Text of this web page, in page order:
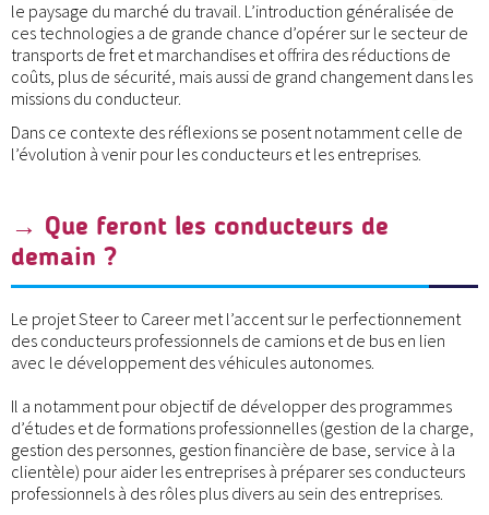
le paysage du marché du travail. L’introduction généralisée de
ces technologies a de grande chance d’opérer sur le secteur de
transports de fret et marchandises et offrira des réductions de
coûts, plus de sécurité, mais aussi de grand changement dans les
missions du conducteur.
Dans ce contexte des réflexions se posent notamment celle de
l’évolution à venir pour les conducteurs et les entreprises.
→ Que feront les conducteurs de
demain ?
Le projet Steer to Career met l’accent sur le perfectionnement
des conducteurs professionnels de camions et de bus en lien
avec le développement des véhicules autonomes.
Il a notamment pour objectif de développer des programmes
d’études et de formations professionnelles (gestion de la charge,
gestion des personnes, gestion financière de base, service à la
clientèle) pour aider les entreprises à préparer ses conducteurs
professionnels à des rôles plus divers au sein des entreprises.